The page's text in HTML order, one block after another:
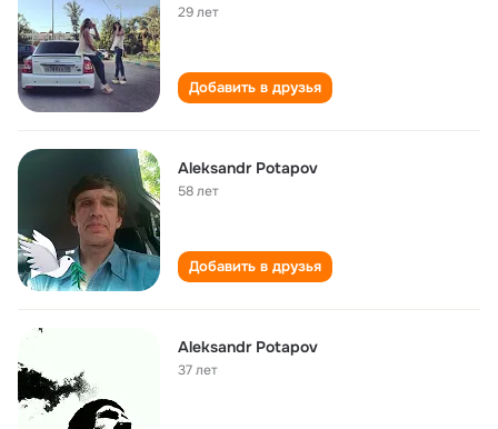
29 лет
Добавить в друзья
Aleksandr Potapov
58 лет
Добавить в друзья
Aleksandr Potapov
37 лет